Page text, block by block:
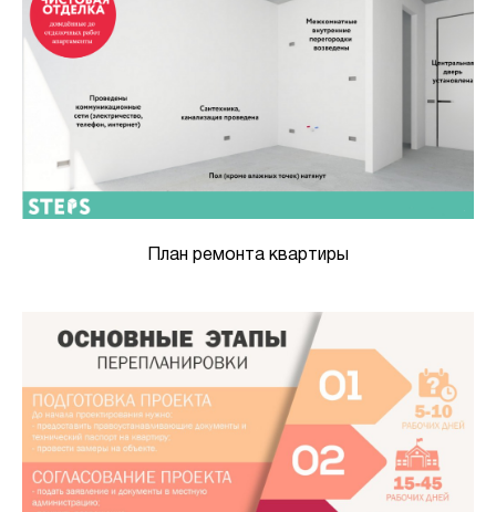
План ремонта квартиры